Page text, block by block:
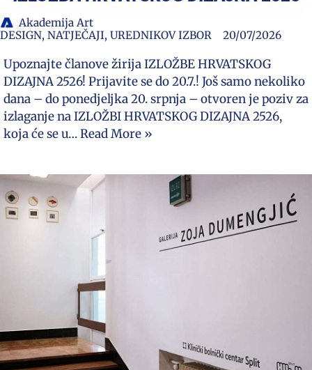
Akademija Art
DESIGN, NATJEČAJI, UREDNIKOV IZBOR 20/07/2026
Upoznajte članove žirija IZLOŽBE HRVATSKOG
DIZAJNA 2526! Prijavite se do 20.7.! Još samo nekoliko
dana – do ponedjeljka 20. srpnja – otvoren je poziv za
izlaganje na IZLOŽBI HRVATSKOG DIZAJNA 2526,
koja će se u…Read More »